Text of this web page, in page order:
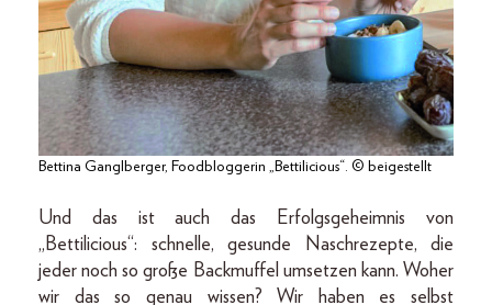
Bettina Ganglberger, Foodbloggerin „Bettilicious“. © beigestellt
Und das ist auch das Erfolgsgeheimnis von
„Bettilicious“: schnelle, gesunde Naschrezepte, die
jeder noch so große Backmuffel umsetzen kann. Woher
wir das so genau wissen? Wir haben es selbst